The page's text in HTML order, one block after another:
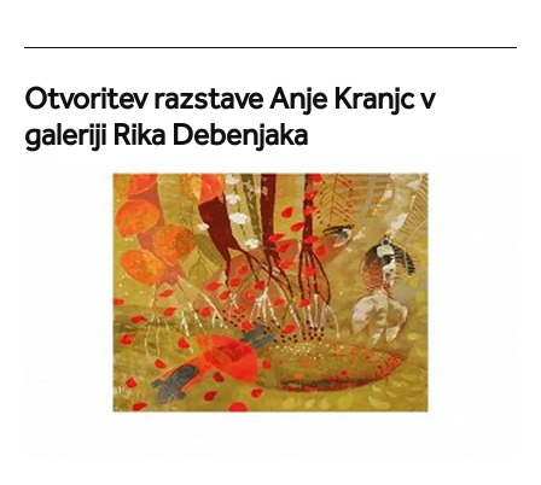
Otvoritev razstave Anje Kranjc v
galeriji Rika Debenjaka